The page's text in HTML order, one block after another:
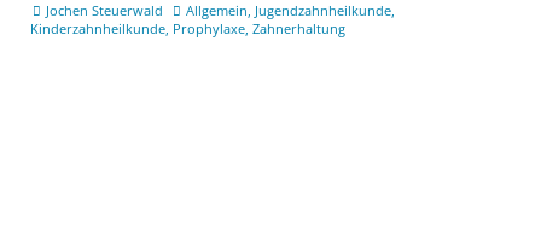
Jochen Steuerwald Allgemein, Jugendzahnheilkunde,
Kinderzahnheilkunde, Prophylaxe, Zahnerhaltung